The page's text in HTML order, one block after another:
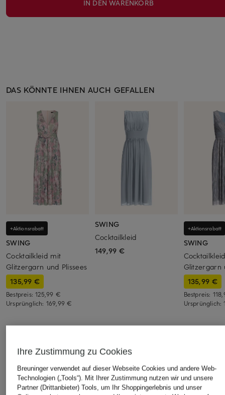
IN DEN WARENKORB
DAS KÖNNTE IHNEN AUCH GEFALLEN
+Aktionsrabatt
SWING
Cocktailkleid mit
Glitzergarn und Plissees
135,99 €
Bestpreis:125,99 €
Ursprünglich: 169,99 €
SWING
Cocktailkleid
149,99 €
+Aktionsrabatt
SWING
Glitzergarn
135,99 €
Bestpreis:
Ursprünglich:
Ihre Zustimmung zu Cookies
Breuninger verwendet auf dieser Webseite Cookies und andere Web-
Technologien („Tools“). Mit Ihrer Zustimmung nutzen wir und unsere
Partner (Drittanbieter) Tools, um Ihr Shoppingerlebnis und unser